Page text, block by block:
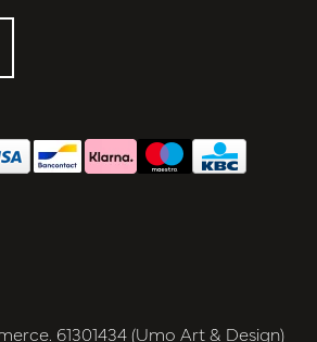
61301434 (Umo Art & Design)